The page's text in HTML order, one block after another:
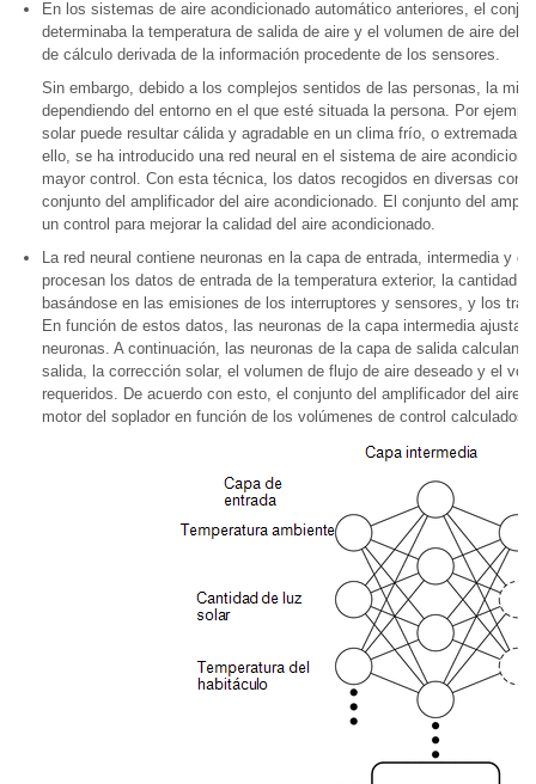
En los sistemas de aire acondicionado automático anteriores, el
determinaba la temperatura de salida de aire y el volumen de aire del
de cálculo derivada de la información procedente de los sensores.
Sin embargo, debido a los complejos sentidos de las personas, la
dependiendo del entorno en el que esté situada la persona. Por
solar puede resultar cálida y agradable en un clima frío, o
ello, se ha introducido una red neural en el sistema de aire
mayor control. Con esta técnica, los datos recogidos en diversas
conjunto del amplificador del aire acondicionado. El conjunto del
un control para mejorar la calidad del aire acondicionado.
La red neural contiene neuronas en la capa de entrada, intermedia y
procesan los datos de entrada de la temperatura exterior, la cantidad
basándose en las emisiones de los interruptores y sensores, y los
En función de estos datos, las neuronas de la capa intermedia
neuronas. A continuación, las neuronas de la capa de salida calculan
salida, la corrección solar, el volumen de flujo de aire deseado y el
requeridos. De acuerdo con esto, el conjunto del amplificador del aire
motor del soplador en función de los volúmenes de control calculados